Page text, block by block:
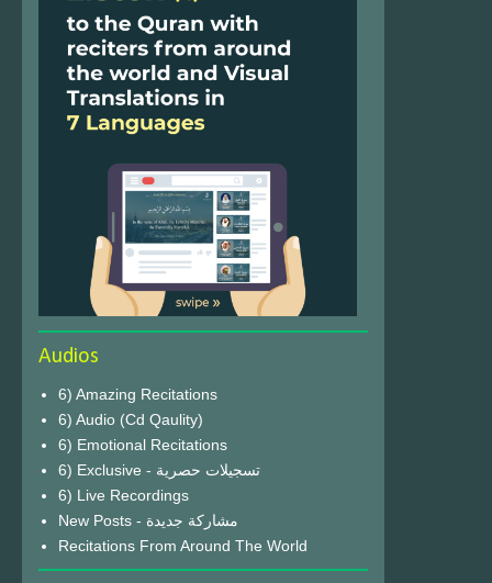
Audios
6) Amazing Recitations
6) Audio (Cd Qaulity)
6) Emotional Recitations
6) Exclusive - تسجيلات حصرية
6) Live Recordings
New Posts - مشاركة جديدة
Recitations From Around The World